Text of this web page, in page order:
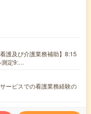
護及び介護業務補助】8:15
測定9:…
ービスでの看護業務経験の